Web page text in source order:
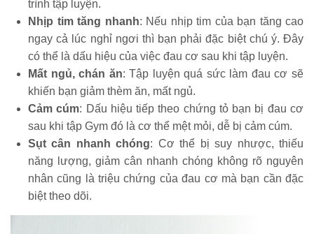
trình tập luyện.
Nhịp tim tăng nhanh: Nếu nhịp tim của bạn tăng cao
ngay cả lúc nghỉ ngơi thì bạn phải đặc biệt chú ý. Đây
có thể là dấu hiệu của việc đau cơ sau khi tập luyện.
Mất ngủ, chán ăn: Tập luyện quá sức làm đau cơ sẽ
khiến bạn giảm thèm ăn, mất ngủ.
Cảm cúm: Dấu hiệu tiếp theo chứng tỏ bạn bị đau cơ
sau khi tập Gym đó là cơ thể mệt mỏi, dễ bị cảm cúm.
Sụt cân nhanh chóng: Cơ thể bị suy nhược, thiếu
năng lượng, giảm cân nhanh chóng không rõ nguyên
nhân cũng là triệu chứng của đau cơ mà bạn cần đặc
biệt theo dõi.